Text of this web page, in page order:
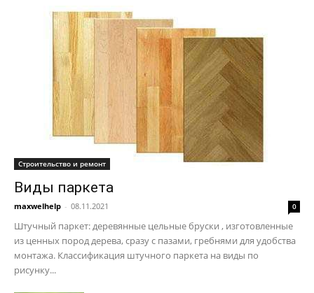
Строительство и ремонт
Виды паркета
maxwelhelp - 08.11.2021 0
Штучный паркет: деревянные цельные бруски , изготовленные
из ценных пород дерева, сразу с пазами, гребнями для удобства
монтажа. Классификация штучного паркета на виды по
рисунку...